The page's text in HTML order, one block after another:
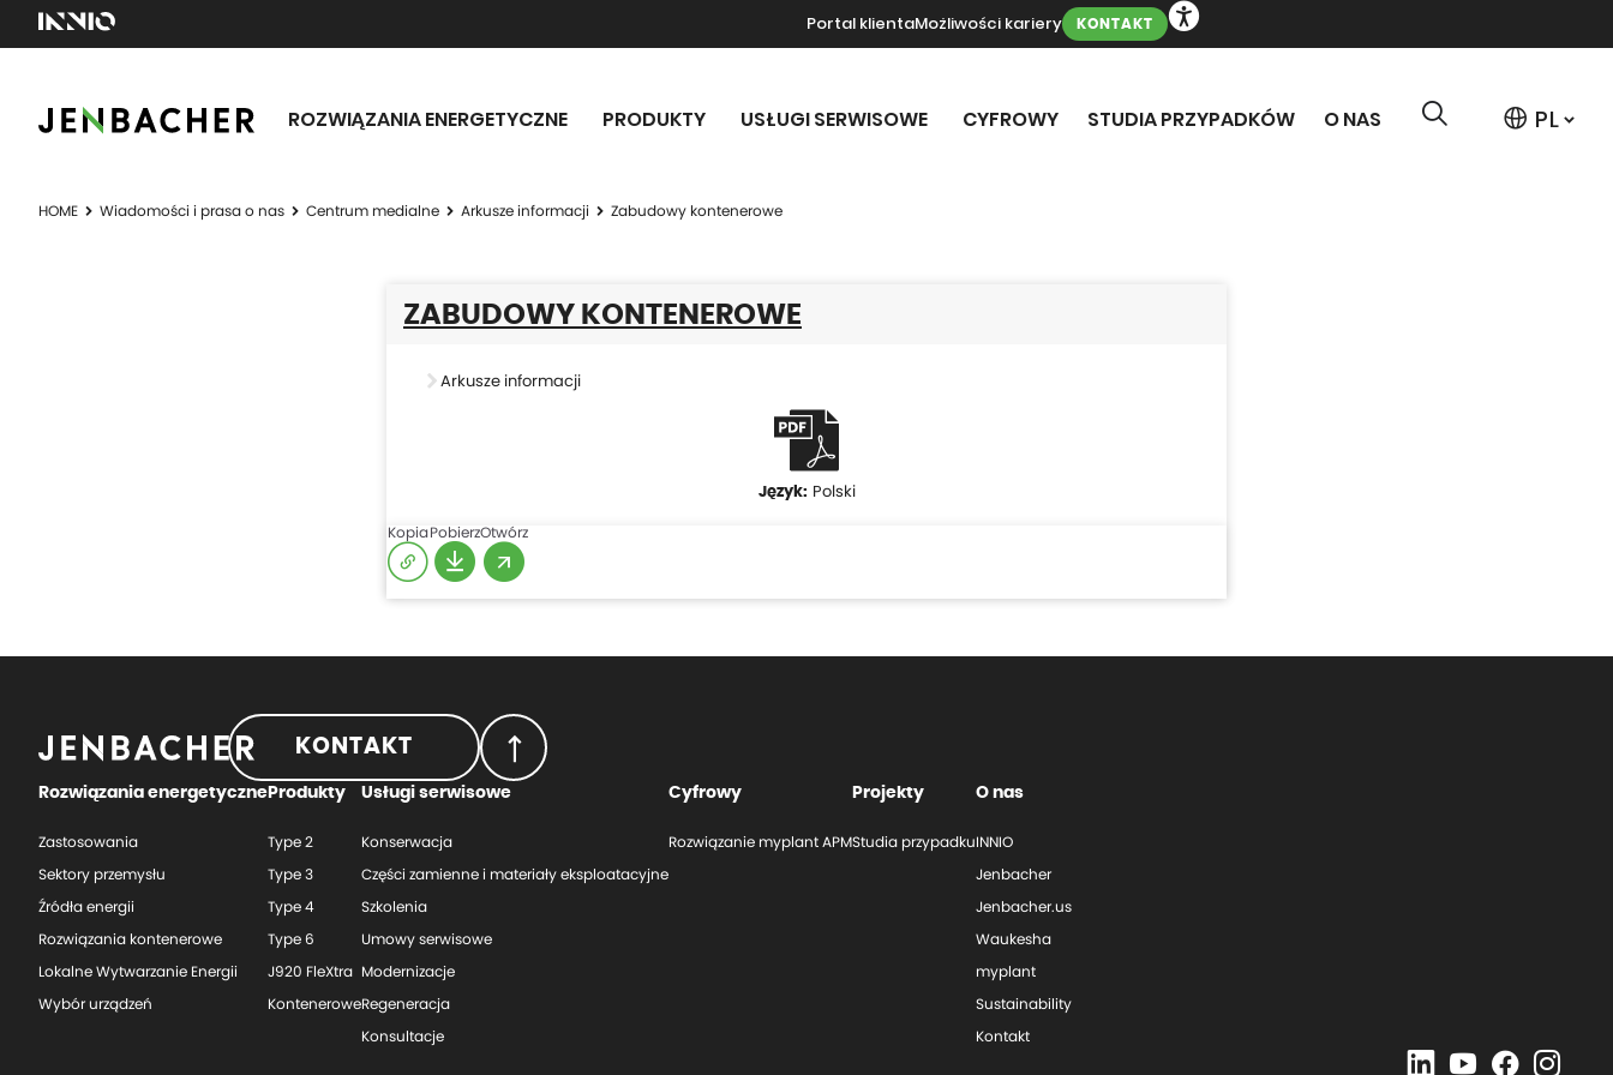
Portal klientaMożliwości kariery KONTAKT
ROZWIĄZANIA ENERGETYCZNE PRODUKTY USŁUGI SERWISOWE CYFROWY STUDIA PRZYPADKÓW O NAS
HOME Wiadomości i prasa o nas Centrum medialne Arkusze informacji Zabudowy kontenerowe
ZABUDOWY KONTENEROWE
Arkusze informacji
Polski
KopiaPobierzOtwórz
KONTAKT
Rozwiązania energetyczne
Zastosowania
Sektory przemysłu
Źródła energii
Rozwiązania kontenerowe
Lokalne Wytwarzanie Energii
Wybór urządzeń
Produkty
Type 2
Type 3
Type 4
Type 6
J920 FleXtra
Kontenerowe
Usługi serwisowe
Konserwacja
Części zamienne i materiały eksploatacyjne
Szkolenia
Umowy serwisowe
Modernizacje
Regeneracja
Konsultacje
Cyfrowy
Rozwiązanie myplant APM
Projekty
Studia przypadku
O nas
INNIO
Jenbacher
Jenbacher.us
Waukesha
myplant
Sustainability
Kontakt